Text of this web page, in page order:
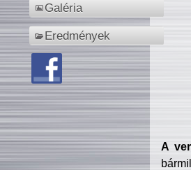
Galéria
Eredmények
A